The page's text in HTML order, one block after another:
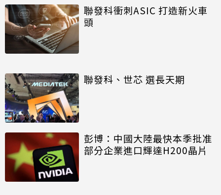
聯發科衝刺ASIC 打造新火車
頭
聯發科、世芯 選長天期
彭博：中國大陸最快本季批准
部分企業進口輝達H200晶片